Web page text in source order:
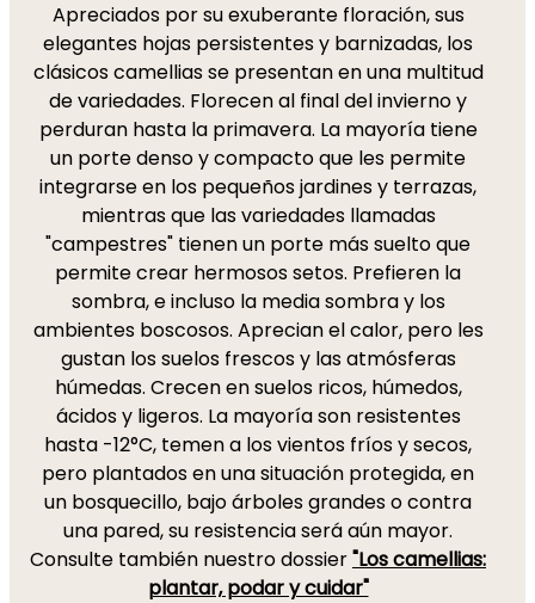
Apreciados por su exuberante floración, sus
elegantes hojas persistentes y barnizadas, los
clásicos camellias se presentan en una multitud
de variedades. Florecen al final del invierno y
perduran hasta la primavera. La mayoría tiene
un porte denso y compacto que les permite
integrarse en los pequeños jardines y terrazas,
mientras que las variedades llamadas
"campestres" tienen un porte más suelto que
permite crear hermosos setos. Prefieren la
sombra, e incluso la media sombra y los
ambientes boscosos. Aprecian el calor, pero les
gustan los suelos frescos y las atmósferas
húmedas. Crecen en suelos ricos, húmedos,
ácidos y ligeros. La mayoría son resistentes
hasta -12°C, temen a los vientos fríos y secos,
pero plantados en una situación protegida, en
un bosquecillo, bajo árboles grandes o contra
una pared, su resistencia será aún mayor.
Consulte también nuestro dossier"Los camellias:
plantar, podar y cuidar"